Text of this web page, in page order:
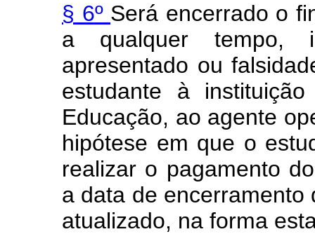
§ 6º Será encerrado o
a qualquer tempo,
apresentado ou
estudante à
Educação, ao agente
hipótese em que o
realizar o pagamento
a data de encerramento
atualizado, na forma